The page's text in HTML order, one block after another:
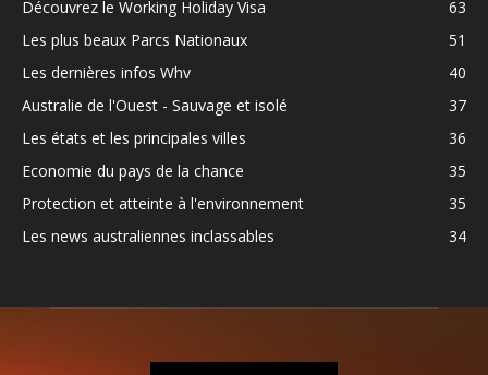
Découvrez le Working Holiday Visa
63
Les plus beaux Parcs Nationaux
51
Les dernières infos Whv
40
Australie de l'Ouest - Sauvage et isolé
37
Les états et les principales villes
36
Economie du pays de la chance
35
Protection et atteinte à l'environnement
35
Les news australiennes inclassables
34